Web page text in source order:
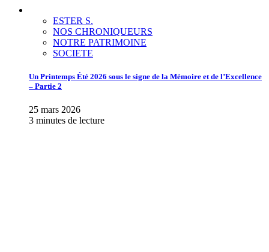
ESTER S.
NOS CHRONIQUEURS
NOTRE PATRIMOINE
SOCIETE
Un Printemps Été 2026 sous le signe de la Mémoire et de l’Excellence
– Partie 2
25 mars 2026
3 minutes de lecture